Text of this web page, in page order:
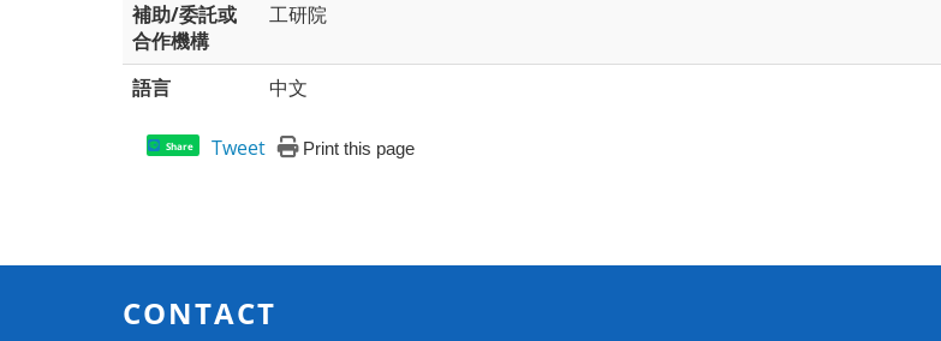
補助/委託或
合作機構
工研院
語言 中文
Share Tweet Print this page
CONTACT